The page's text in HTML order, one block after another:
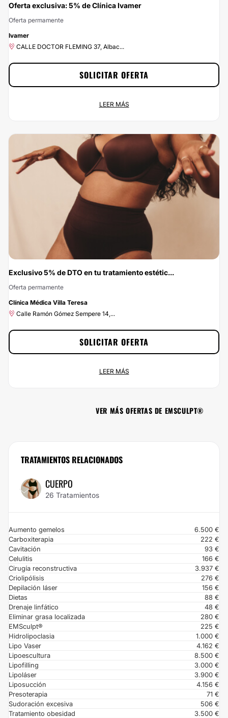
-5%
Oferta exclusiva: 5% de Clínica Ivamer
Oferta permamente
Ivamer
CALLE DOCTOR FLEMING 37, Albac...
¡Ponle buena cara a la vida por menos de lo que esperas! En
Multiestetica.com podrás contratar los servicios de Clínica Ivamer y estar
como siempre has soñado. ¡Aprovecha el 5% de descuento ya!
SOLICITAR OFERTA
LEER MÁS
-5%
Exclusivo 5% de DTO en tu tratamiento estétic...
Oferta permamente
Clínica Médica Villa Teresa
Calle Ramón Gómez Sempere 14,...
Empieza a ahorrar ahora mismo disfrutando del 5% de descuento que te
SOLICITAR OFERTA
LEER MÁS
VER MÁS OFERTAS DE EMSCULPT®
TRATAMIENTOS RELACIONADOS
CUERPO
26 Tratamientos
Aumento gemelos
6.500 €
Carboxiterapia
222 €
Cavitación
93 €
Celulitis
166 €
Cirugía reconstructiva
3.937 €
Criolipólisis
276 €
Depilación láser
156 €
Dietas
88 €
Drenaje linfático
48 €
Eliminar grasa localizada
280 €
EMSculpt®
225 €
Hidrolipoclasia
1.000 €
Lipo Vaser
4.162 €
Lipoescultura
8.500 €
Lipofilling
3.000 €
Lipoláser
3.900 €
Liposucción
4.156 €
Presoterapia
71 €
Sudoración excesiva
506 €
Tratamiento obesidad
3.500 €